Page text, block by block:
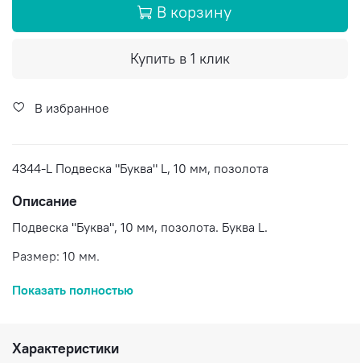
В корзину
Купить в 1 клик
В избранное
4344-L Подвеска "Буква" L, 10 мм, позолота
Описание
Подвеска "Буква", 10 мм, позолота. Буква L.
Размер: 10 мм.
Состав: сплав на основе латуни, позолота.
Цена указана за 1 букву.
Показать полностью
Характеристики